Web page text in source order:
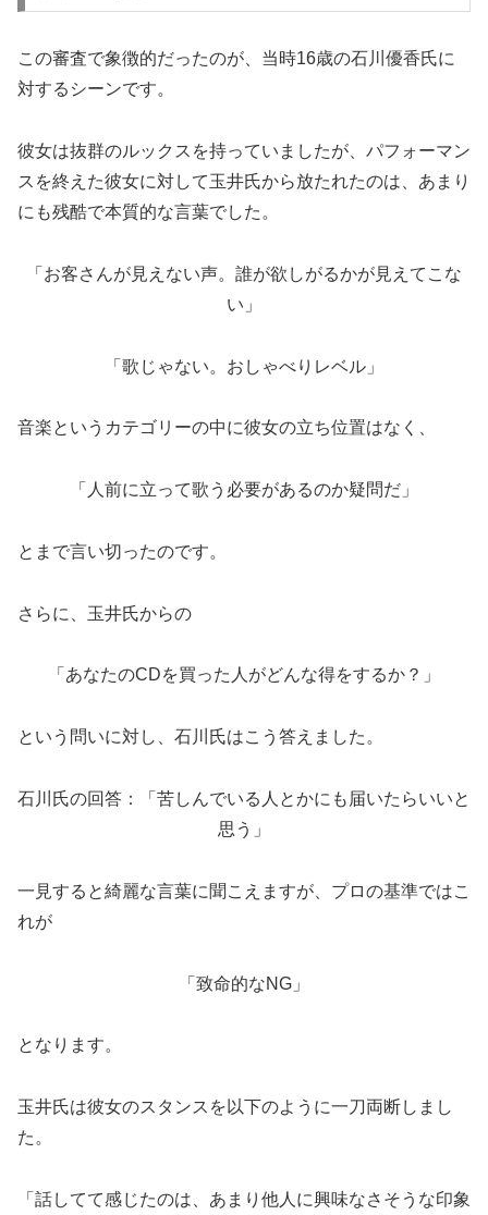
この審査で象徴的だったのが、当時16歳の石川優香氏に
対するシーンです。
彼女は抜群のルックスを持っていましたが、パフォーマン
スを終えた彼女に対して玉井氏から放たれたのは、あまり
にも残酷で本質的な言葉でした。
「お客さんが見えない声。誰が欲しがるかが見えてこな
い」
「歌じゃない。おしゃべりレベル」
音楽というカテゴリーの中に彼女の立ち位置はなく、
「人前に立って歌う必要があるのか疑問だ」
とまで言い切ったのです。
さらに、玉井氏からの
「あなたのCDを買った人がどんな得をするか？」
という問いに対し、石川氏はこう答えました。
石川氏の回答：「苦しんでいる人とかにも届いたらいいと
思う」
一見すると綺麗な言葉に聞こえますが、プロの基準ではこ
れが
「致命的なNG」
となります。
玉井氏は彼女のスタンスを以下のように一刀両断しまし
た。
「話してて感じたのは、あまり他人に興味なさそうな印象